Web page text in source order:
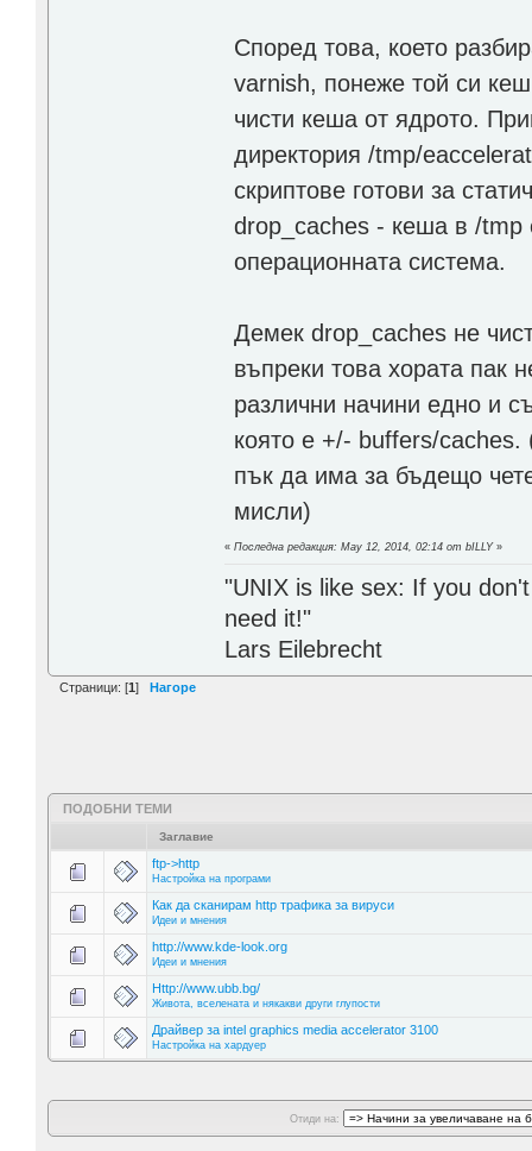
Според това, което
varnish, понеже той си
чисти кеша от ядрото.
директория /tmp/
скриптове готови за
drop_caches - кеша в /tmp
операционната система.
Демек drop_caches не
въпреки това хората пак
различни начини едно и
която е +/- buffers/
пък да има за бъдещо
мисли)
«Последна редакция: May 12, 2014, 02:14 от bILLY»
"UNIX is like sex: If you
need it!"
Lars Eilebrecht
Страници: [1] Нагоре
ПОДОБНИ ТЕМИ
Заглавие
ftp->http
Настройка на програми
Как да сканирам http трафика за вируси
Идеи и мнения
http://www.kde-look.org
Идеи и мнения
Http://www.ubb.bg/
Живота, вселената и някакви други глупости
Драйвер за intel graphics media accelerator 3100
Настройка на хардуер
Отиди на: